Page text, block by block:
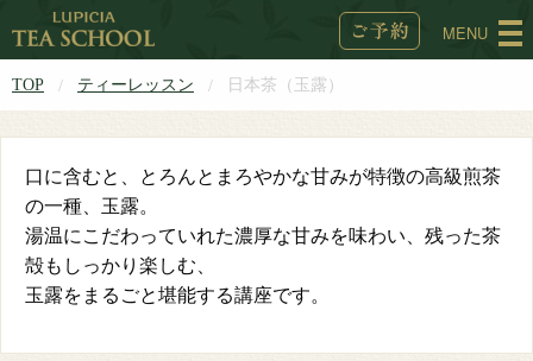
MENU
TOP ティーレッスン 日本茶（玉露）
口に含むと、とろんとまろやかな甘みが特徴の高級煎茶
の一種、玉露。
湯温にこだわっていれた濃厚な甘みを味わい、残った茶
殻もしっかり楽しむ、
玉露をまるごと堪能する講座です。